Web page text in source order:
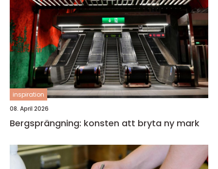
inspiration
08. April 2026
Bergsprängning: konsten att bryta ny mark